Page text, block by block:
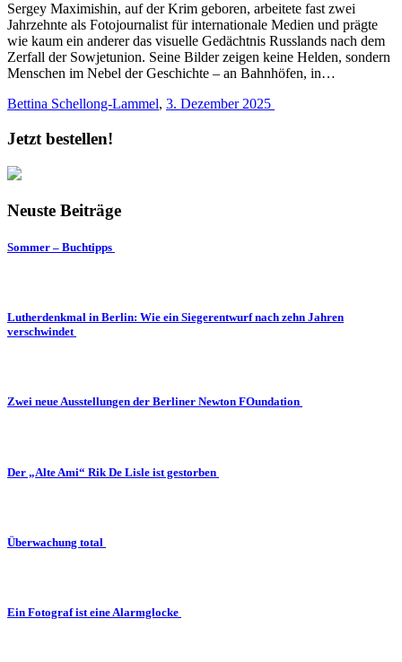
Sergey Maximishin, auf der Krim geboren, arbeitete fast zwei
Jahrzehnte als Fotojournalist für internationale Medien und prägte
wie kaum ein anderer das visuelle Gedächtnis Russlands nach dem
Zerfall der Sowjetunion. Seine Bilder zeigen keine Helden, sondern
Menschen im Nebel der Geschichte – an Bahnhöfen, in…
Bettina Schellong-Lammel, 3. Dezember 2025
Jetzt bestellen!
Neuste Beiträge
Sommer – Buchtipps
Lutherdenkmal in Berlin: Wie ein Siegerentwurf nach zehn Jahren
verschwindet
Zwei neue Ausstellungen der Berliner Newton FOundation
Der „Alte Ami“ Rik De Lisle ist gestorben
Überwachung total
Ein Fotograf ist eine Alarmglocke